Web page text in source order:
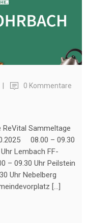
| 0 Kommentare
Sammeltage
08.00 – 09.30
Lembach FF-
09.30 Uhr Peilstein
Uhr Nebelberg
[…]